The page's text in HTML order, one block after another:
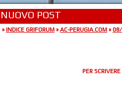
NUOVO POST
» INDICE GRIFORUM » AC-PERUGIA.COM » 08/
PER